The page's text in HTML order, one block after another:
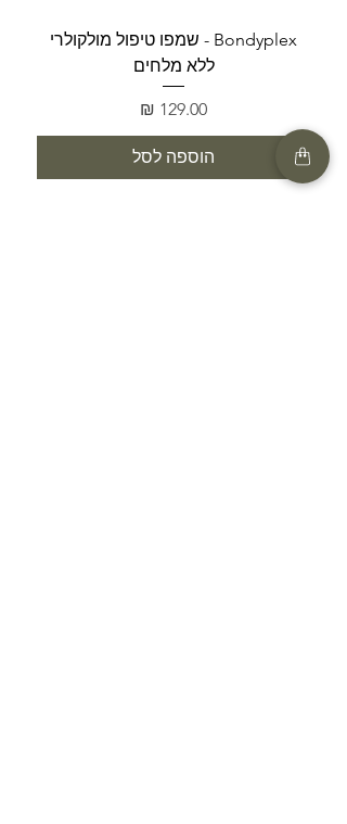
Bondyplex - שמפו טיפול מולקולרי
ללא מלחים
מחיר
הוספה לסל